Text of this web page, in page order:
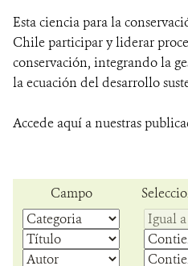
Esta ciencia para la
Chile participar y liderar
conservación, integrando la
la ecuación del desarrollo
Accede aquí a nuestras
Campo